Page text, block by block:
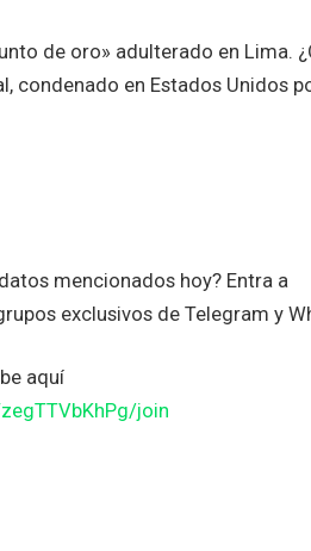
de oro» adulterado en Lima.
condenado en Estados Unidos
mencionados hoy? Entra a
exclusivos de Telegram y
aquí
join